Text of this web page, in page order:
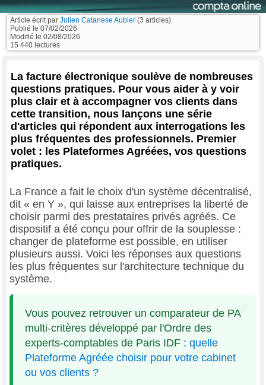
Article écrit par Julien Catanese Aubier (3 articles)
Publié le 07/02/2026
Modifié le 02/08/2026
15 440 lectures
La facture électronique soulève de nombreuses
questions pratiques. Pour vous aider à y voir
plus clair et à accompagner vos clients dans
cette transition, nous lançons une série
d'articles qui répondent aux interrogations les
plus fréquentes des professionnels. Premier
volet : les Plateformes Agréées, vos questions
pratiques.
La France a fait le choix d'un système décentralisé,
dit « en Y », qui laisse aux entreprises la liberté de
choisir parmi des prestataires privés agréés. Ce
dispositif a été conçu pour offrir de la souplesse :
changer de plateforme est possible, en utiliser
plusieurs aussi. Voici les réponses aux questions
les plus fréquentes sur l'architecture technique du
système.
Vous pouvez retrouver un comparateur de PA
multi-critères développé par l'Ordre des
experts-comptables de Paris IDF : quelle
Plateforme Agréée choisir pour votre cabinet
ou vos clients ?